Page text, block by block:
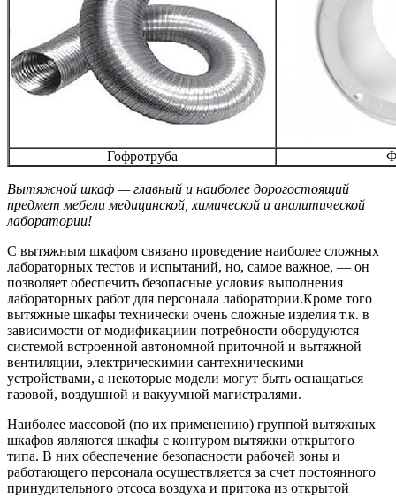
Гофротруба
Вытяжной шкаф — главный и наиболее дорогостоящий
предмет мебели медицинской, химической и аналитической
лаборатории!
С вытяжным шкафом связано проведение наиболее сложных
лабораторных тестов и испытаний, но, самое важное, — он
позволяет обеспечить безопасные условия выполнения
лабораторных работ для персонала лаборатории.Кроме того
вытяжные шкафы технически очень сложные изделия т.к. в
зависимости от модификациии потребности оборудуются
системой встроенной автономной приточной и вытяжной
вентиляции, электрическимии сантехническими
устройствами, а некоторые модели могут быть оснащаться
газовой, воздушной и вакуумной магистралями.
Наиболее массовой (по их применению) группой вытяжных
шкафов являются шкафы с контуром вытяжки открытого
типа. В них обеспечение безопасности рабочей зоны и
работающего персонала осуществляется за счет постоянного
принудительного отсоса воздуха и притока из открытой